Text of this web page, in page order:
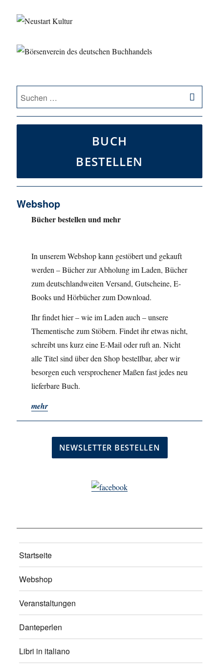
Suche
nach:
BUCH
BESTELLEN
Webshop
Bücher bestellen und mehr
In unserem Webshop kann gestöbert und gekauft
werden – Bücher zur Abholung im Laden, Bücher
zum deutschlandweiten Versand, Gutscheine, E-
Books und Hörbücher zum Download.
Ihr findet hier – wie im Laden auch – unsere
Thementische zum Stöbern. Findet ihr etwas nicht,
schreibt uns kurz eine E-Mail oder ruft an. Nicht
alle Titel sind über den Shop bestellbar, aber wir
besorgen euch versprochener Maßen fast jedes neu
lieferbare Buch.
mehr
Startseite
Webshop
Veranstaltungen
Danteperlen
Libri in italiano